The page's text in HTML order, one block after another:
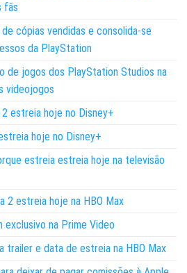
fãs
cópias vendidas e consolida-se
da PlayStation
de jogos dos PlayStation Studios na
videojogos
estreia hoje no Disney+
hoje no Disney+
estreia estreia hoje na televisão
2 estreia hoje na HBO Max
exclusivo na Prime Video
trailer e data de estreia na HBO Max